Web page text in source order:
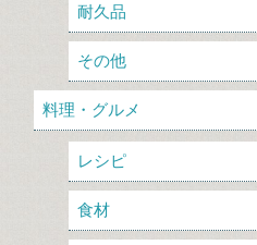
耐久品
その他
料理・グルメ
レシピ
食材